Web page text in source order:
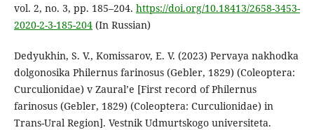
vol. 2, no. 3, pp. 185–204. https://doi.org/10.18413/2658-3453-
2020-2-3-185-204(In Russian)
Dedyukhin, S. V., Komissarov, E. V. (2023) Pervaya nakhodka
dolgonosika Philernus farinosus (Gebler, 1829) (Coleoptera:
Curculionidae) v Zaural’e [First record of Philernus
farinosus (Gebler, 1829) (Coleoptera: Curculionidae) in
Trans-Ural Region]. Vestnik Udmurtskogo universiteta.